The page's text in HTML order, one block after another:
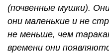
(почвенные мушки).
они маленькие и не
не меньше, чем
времени они